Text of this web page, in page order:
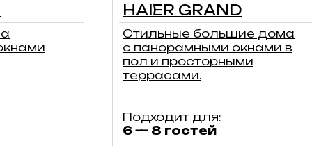
HAIER GRAND
Стильные большие дома
с панорамными окнами в
пол и просторными
террасами.
Подходит для:
6 — 8 гостей